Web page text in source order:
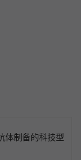
体制备的科技型